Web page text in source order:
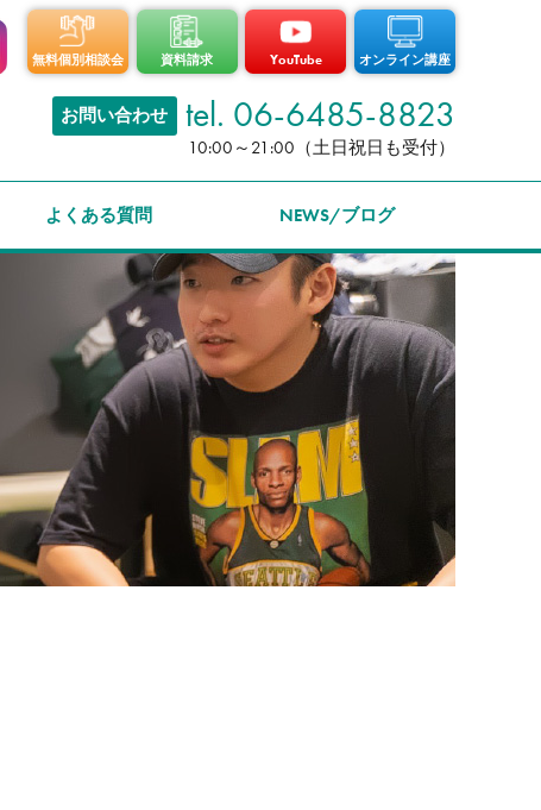
無料個別相談会 資料請求 YouTube オンライン講座
お問い合わせ tel. 06-6485-8823
10:00～21:00（土日祝日も受付）
よくある質問 NEWS/ブログ